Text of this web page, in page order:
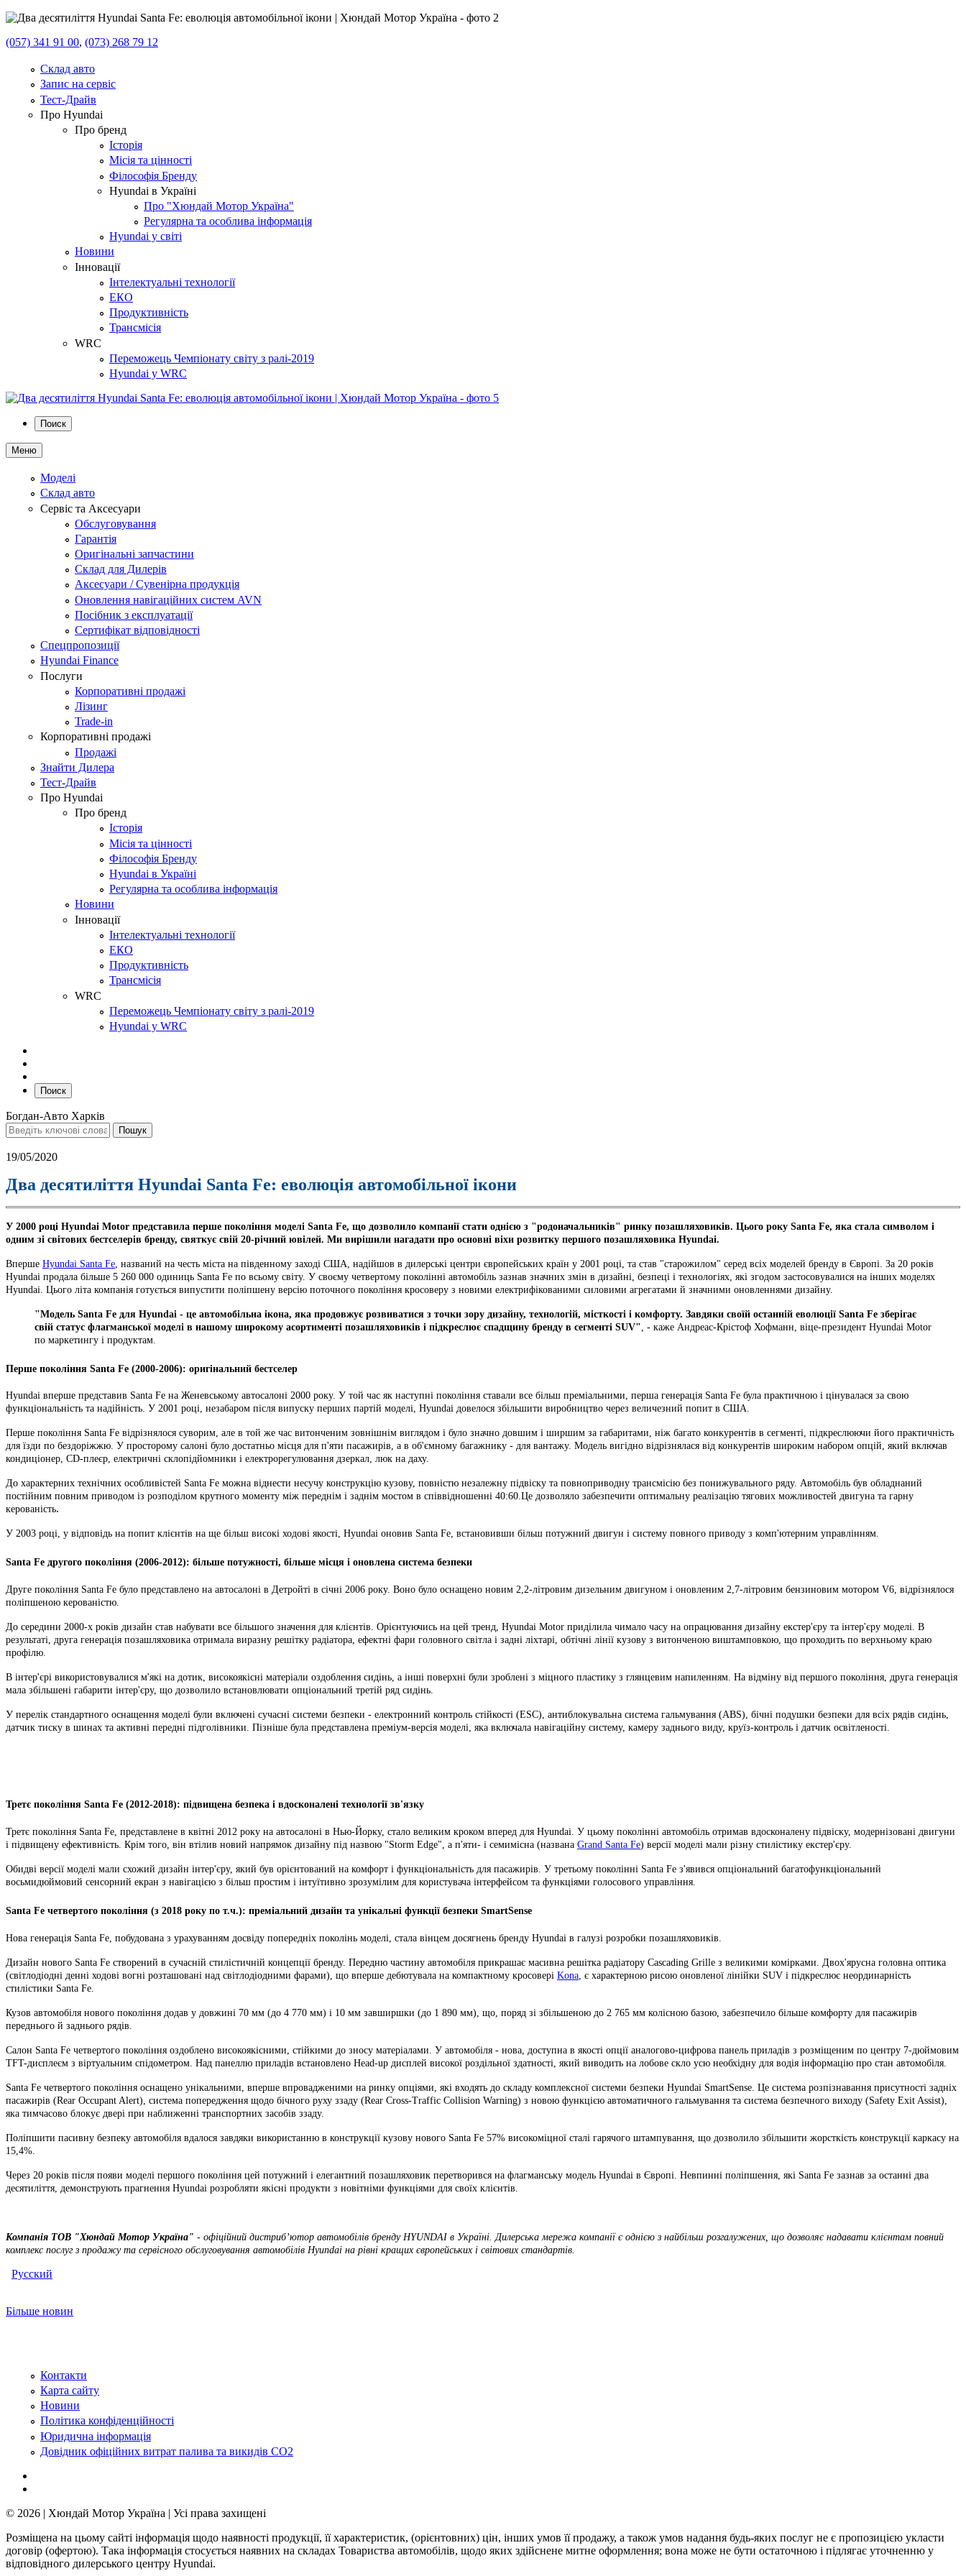
(057) 341 91 00, (073) 268 79 12
Склад авто
Запис на сервіс
Тест-Драйв
Про Hyundai
Про бренд
Історія
Місія та цінності
Філософія Бренду
Hyundai в Україні
Про "Хюндай Мотор Україна"
Регулярна та особлива інформація
Hyundai у світі
Новини
Інновації
Інтелектуальні технології
ЕКО
Продуктивність
Трансмісія
WRC
Переможець Чемпіонату світу з ралі-2019
Hyundai у WRC
Поиск
Меню
Моделі
Склад авто
Сервіс та Аксесуари
Обслуговування
Гарантія
Оригінальні запчастини
Склад для Дилерів
Аксесуари / Сувенірна продукція
Оновлення навігаційних систем AVN
Посібник з експлуатації
Сертифікат відповідності
Спецпропозиції
Hyundai Finance
Послуги
Корпоративні продажі
Лізинг
Trade-in
Корпоративні продажі
Продажі
Знайти Дилера
Тест-Драйв
Про Hyundai
Про бренд
Історія
Місія та цінності
Філософія Бренду
Hyundai в Україні
Регулярна та особлива інформація
Новини
Інновації
Інтелектуальні технології
ЕКО
Продуктивність
Трансмісія
WRC
Переможець Чемпіонату світу з ралі-2019
Hyundai у WRC
Поиск
Богдан-Авто Харків
19/05/2020
Два десятиліття Hyundai Santa Fe: еволюція автомобільної ікони
У 2000 році Hyundai Motor представила перше покоління моделі Santa Fe, що дозволило компанії стати однією з "родоначальників" ринку позашляховиків. Цього року Santa Fe, яка стала символом і
одним зі світових бестселерів бренду, святкує свій 20-річний ювілей. Ми вирішили нагадати про основні віхи розвитку першого позашляховика Hyundai.
Вперше Hyundai Santa Fe , названий на честь міста на південному заході США, надійшов в дилерські центри європейських країн у 2001 році, та став "старожилом" серед всіх моделей бренду в Європі. За 20 років
Hyundai продала більше 5 260 000 одиниць Santa Fe по всьому світу. У своєму четвертому поколінні автомобіль зазнав значних змін в дизайні, безпеці і технологіях, які згодом застосовувалися на інших моделях
Hyundai. Цього літа компанія готується випустити поліпшену версію поточного покоління кросоверу з новими електрифікованими силовими агрегатами й значними оновленнями дизайну.
"Модель Santa Fe для Hyundai - це автомобільна ікона, яка продовжує розвиватися з точки зору дизайну, технологій, місткості і комфорту. Завдяки своїй останній еволюції Santa Fe зберігає
свій статус флагманської моделі в нашому широкому асортименті позашляховиків і підкреслює спадщину бренду в сегменті SUV" , - каже Андреас-Крістоф Хофманн, віце-президент Hyundai Motor
по маркетингу і продуктам.
Перше покоління Santa Fe (2000-2006): оригінальний бестселер
Hyundai вперше представив Santa Fe на Женевському автосалоні 2000 року. У той час як наступні покоління ставали все більш преміальними, перша генерація Santa Fe була практичною і цінувалася за свою
функціональність та надійність. У 2001 році, незабаром після випуску перших партій моделі, Hyundai довелося збільшити виробництво через величезний попит в США.
Перше покоління Santa Fe відрізнялося суворим, але в той же час витонченим зовнішнім виглядом і було значно довшим і ширшим за габаритами, ніж багато конкурентів в сегменті, підкреслюючи його практичність
для їзди по бездоріжжю. У просторому салоні було достатньо місця для п'яти пасажирів, а в об'ємному багажнику - для вантажу. Модель вигідно відрізнялася від конкурентів широким набором опцій, який включав
кондиціонер, CD-плеєр, електричні склопідйомники і електрорегулювання дзеркал, люк на даху.
До характерних технічних особливістей Santa Fe можна віднести несучу конструкцію кузову, повністю незалежну підвіску та повноприводну трансмісію без понижувального ряду. Автомобіль був обладнаний
постійним повним приводом із розподілом крутного моменту між переднім і заднім мостом в співвідношенні 40:60.Це дозволяло забезпечити оптимальну реалізацію тягових можливостей двигуна та гарну
керованість.
У 2003 році, у відповідь на попит клієнтів на ще більш високі ходові якості, Hyundai оновив Santa Fe, встановивши більш потужний двигун і систему повного приводу з комп'ютерним управлінням.
Santa Fe другого покоління (2006-2012): більше потужності, більше місця і оновлена ​​система безпеки
Друге покоління Santa Fe було представлено на автосалоні в Детройті в січні 2006 року. Воно було оснащено новим 2,2-літровим дизельним двигуном і оновленим 2,7-літровим бензиновим мотором V6, відрізнялося
поліпшеною керованістю.
До середини 2000-х років дизайн став набувати все більшого значення для клієнтів. Орієнтуючись на цей тренд, Hyundai Motor приділила чимало часу на опрацювання дизайну екстер'єру та інтер'єру моделі. В
результаті, друга генерація позашляховика отримала виразну решітку радіатора, ефектні фари головного світла і задні ліхтарі, обтічні лінії кузову з витонченою виштамповкою, що проходить по верхньому краю
профілю.
В інтер'єрі використовувалися м'які на дотик, високоякісні матеріали оздоблення сидінь, а інші поверхні були зроблені з міцного пластику з глянцевим напиленням. На відміну від першого покоління, друга генерація
мала збільшені габарити інтер'єру, що дозволило встановлювати опціональний третій ряд сидінь.
У перелік стандартного оснащення моделі були включені сучасні системи безпеки - електронний контроль стійкості (ESC), антиблокувальна система гальмування (ABS), бічні подушки безпеки для всіх рядів сидінь,
датчик тиску в шинах та активні передні підголівники. Пізніше була представлена ​​преміум-версія моделі, яка включала навігаційну систему, камеру заднього виду, круїз-контроль і датчик освітленості.
Третє покоління Santa Fe (2012-2018): підвищена безпека і вдосконалені технології зв'язку
Третє покоління Santa Fe, представлене в квітні 2012 року на автосалоні в Нью-Йорку, стало великим кроком вперед для Hyundai. У цьому поколінні автомобіль отримав вдосконалену підвіску, модернізовані двигуни
і підвищену ефективність. Крім того, він втілив новий напрямок дизайну під назвою "Storm Edge", а п'яти- і семимісна (названа Grand Santa Fe) версії моделі мали різну стилістику екстер'єру.
Обидві версії моделі мали схожий дизайн інтер'єру, який був орієнтований на комфорт і функціональність для пасажирів. У третьому поколінні Santa Fe з'явився опціональний багатофункціональний
восьмидюймовий сенсорний екран з навігацією з більш простим і інтуїтивно зрозумілим для користувача інтерфейсом та функціями голосового управління.
Santa Fe четвертого покоління (з 2018 року по т.ч.): преміальний дизайн та унікальні функції безпеки SmartSense
Нова генерація Santa Fe, побудована з урахуванням досвіду попередніх поколінь моделі, стала вінцем досягнень бренду Hyundai в галузі розробки позашляховиків.
Дизайн нового Santa Fe створений в сучасній стилістичній концепції бренду. Передню частину автомобіля прикрашає масивна решітка радіатору Cascading Grille з великими комірками. Двох'ярусна головна оптика
(світлодіодні денні ходові вогні розташовані над світлодіодними фарами), що вперше дебютувала на компактному кросовері Kona , є характерною рисою оновленої лінійки SUV і підкреслює неординарність
стилістики Santa Fe.
Кузов автомобіля нового покоління додав у довжині 70 мм (до 4 770 мм) і 10 мм завширшки (до 1 890 мм), що, поряд зі збільшеною до 2 765 мм колісною базою, забезпечило більше комфорту для пасажирів
переднього й заднього рядів.
Салон Santa Fe четвертого покоління оздоблено високоякісними, стійкими до зносу матеріалами. У автомобіля - нова, доступна в якості опції аналогово-цифрова панель приладів з розміщеним по центру 7-дюймовим
TFT-дисплеєм з віртуальним спідометром. Над панеллю приладів встановлено Head-up дисплей високої роздільної здатності, який виводить на лобове скло усю необхідну для водія інформацію про стан автомобіля.
Santa Fe четвертого покоління оснащено унікальними, вперше впровадженими на ринку опціями, які входять до складу комплексної системи безпеки Hyundai SmartSense. Це система розпізнавання присутності задніх
пасажирів (Rear Occupant Alert), система попередження щодо бічного руху ззаду (Rear Cross-Traffic Collision Warning) з новою функцією автоматичного гальмування та система безпечного виходу (Safety Exit Assist),
яка тимчасово блокує двері при наближенні транспортних засобів ззаду.
Поліпшити пасивну безпеку автомобіля вдалося завдяки використанню в конструкції кузову нового Santa Fe 57% високоміцної сталі гарячого штампування, що дозволило збільшити жорсткість конструкції каркасу на
15,4%.
Через 20 років після появи моделі першого покоління цей потужний і елегантний позашляховик перетворився на флагманську модель Hyundai в Європі. Невпинні поліпшення, які Santa Fe зазнав за останні два
десятиліття, демонструють прагнення Hyundai розробляти якісні продукти з новітніми функціями для своїх клієнтів.
Компанія ТOВ "Хюндай Мотор Україна" - офіційний дистриб’ютор автомобілів бренду HYUNDAI в Україні. Дилерська мережа компанії є однією з найбільш розгалужених, що дозволяє надавати клієнтам повний
комплекс послуг з продажу та сервісного обслуговування автомобілів Hyundai на рівні кращих європейських і світових стандартів.
Русский
Більше новин
Контакти
Карта сайту
Новини
Політика конфіденційності
Юридична інформація
Довідник офіційних витрат палива та викидів СО2
© 2026 | Хюндай Мотор Україна | Усі права захищені
Розміщена на цьому сайті інформація щодо наявності продукції, її характеристик, (орієнтовних) цін, інших умов її продажу, а також умов надання будь-яких послуг не є пропозицією укласти
договір (офертою). Така інформація стосується наявних на складах Товариства автомобілів, щодо яких здійснене митне оформлення; вона може не бути остаточною і підлягає уточненню у
відповідного дилерського центру Hyundai.